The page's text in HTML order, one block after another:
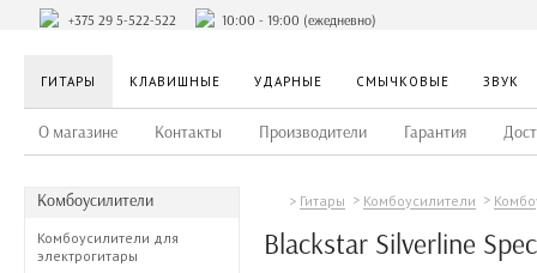
+375 29 5-522-522 10:00 - 19:00 (ежедневно)
ГИТАРЫ КЛАВИШНЫЕ УДАРНЫЕ СМЫЧКОВЫЕ ЗВУК
О магазине Контакты Производители Гарантия
Комбоусилители
Комбоусилители для
электрогитары
Гитары Комбоусилители
Blackstar Silverline